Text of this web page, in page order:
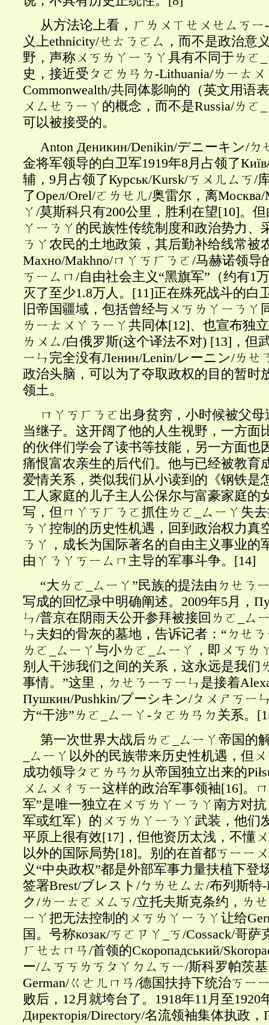
从方法论上看，ㄏㄌㄨㄒㄝㄨㄝㄙㄎㄧ
义上ethnicity/ㄝㄊㄋㄛㄙ，而不是政治意
野，声称ㄨㄎㄌㄚㄧㄋㄚ具有不同于ㄌㄛ
史，接近受ㄆㄛㄌㄢㄉ-Lithuania/ㄌㄧㄊ
Commonwealth/共同体影响的（英文用语
ㄨㄙㄝㄋㄧㄚ的概念，而不是Russia/ㄌㄛ
可以被接受的。
Anton Деникин/Denikin/デニーキン/ㄉ
金将军领导的白卫军1919年8月占领了Київ
辅，9月占领了Курськ/Kursk/ㄎㄨㄦㄙㄎ/
了Орел/Orel/ㄛㄌㄝㄦ/奥雷尔，离
ㄚ/莫斯科只有200公里，胜利在望[10]。
ㄚㄧㄋㄚ的民族性传统制度和政治势力、
ㄋㄚ农民的土地政策，其后勤补给线常被
Махно/Makhno/ㄇㄚㄎㄏㄋㄛ/马赫诺领导
ㄎㄧㄙㄇ/自由社会主义“黑旗军”（约有1
灭了至少1.8万人。 [11]正在殊死战斗的白
旧帝国疆域，包括曾经与ㄨㄎㄌㄚㄧㄋㄚ
ㄌㄧㄊㄨㄚㄋㄧㄚ共同体[12]、也宣布独
ㄌㄨㄙ/白俄罗斯(这个译法不对) [13] ，但
ㄧㄣ完全没有Ленин/Lenin/レーニン/ㄌㄝ
政治头脑，可以为了夺取政权的目的暂时
领土。
ㄇㄚㄎㄏㄋㄛ出身贫穷，小时候被父
当继子。这开阔了他的人生视野，一方面
的伙伴们学会了读书等技能，另一方面也
痛恨富农亲生的后代们。他与已经被教育
爱情关系，类似我们从小读到的《钢铁是
工人家庭的儿子主人公保尔与富豪家庭的
写，但ㄇㄚㄎㄏㄋㄛ抓住ㄌㄛ_ㄙㄧㄚ失
ㄋㄚ控制的历史性机遇，回到政治权力真
ㄋㄚ，成长为国际著名的自由主义事业的
由ㄚㄋㄚㄎㄧㄙㄇ主导的军事斗争。 [14]
“大ㄌㄛ
_ㄙㄧㄚ”民族的提法由ㄉㄝㄋ
写成的回忆录中明确阐述。2009年5月，
ㄣ/普京在阴雨天公开参拜被接回ㄌㄛ_ㄙ
ㄣ夫妇的骨灰的墓地，告诉记者：“ㄉㄝ
ㄌㄛ_ㄙㄧㄚ与小ㄌㄛ_ㄙㄧㄚ，即ㄨㄎㄌ
别人干涉我们之间的关系，这永远是我们
事情。”这里，ㄉㄝㄋㄧㄎㄧㄣ是接着
Пушкин/Pushkin/プーシキン/ㄆㄨㄕㄎㄧ
方“干涉”ㄌㄛ_ㄙㄧㄚ-ㄆㄛㄌㄢㄉ关系。
第一次世界大战后 ㄌㄛ
_ㄙㄧㄚ帝国的
_ㄙㄧㄚ以外的民族带来历史性机遇，但
成功领导ㄆㄛㄌㄢㄉ从帝国独立出来的Pił
ㄨㄙㄨㄔㄎㄧ这样的政治军事领袖[16]。
军”是唯一独立在 ㄨㄎㄌㄚㄧㄋㄚ南方对抗
军或红军）的ㄨㄎㄌㄚㄧㄋㄚ武装，他们
平原上很有效[17] ，但他资历太浅，不懂
以外的国际局势[18]。别的在首都ㄎㄧㄧ
义“中央政权”都是外部军事力量扶植下登
签署Brest/ブレスト/ㄅㄌㄝㄙㄊ/布列斯特
ク/ㄌㄧㄊㄛㄨㄙㄎ/立托夫斯克条约， ㄌ
ㄧㄚ把无法控制的ㄨㄎㄌㄚㄧㄋㄚ让给
国。号称козак/ㄎㄛㄗㄚ_ㄎ/Cossack/哥萨
ㄏㄝㄊㄇㄢ/首领的Скоропадський/
ー/ㄙㄎㄎㄌㄎㄆㄚㄉㄙㄎㄧ/斯科罗帕茨
German/ㄍㄜㄦㄇㄢ/德国扶持下统治ㄎㄧ
败后，12月就垮台了。1918年11月至1920
Директорія/Directory/名流领袖集体执政，